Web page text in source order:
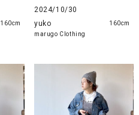
160cm
2024/10/30
yuko
marugo Clothing
160cm